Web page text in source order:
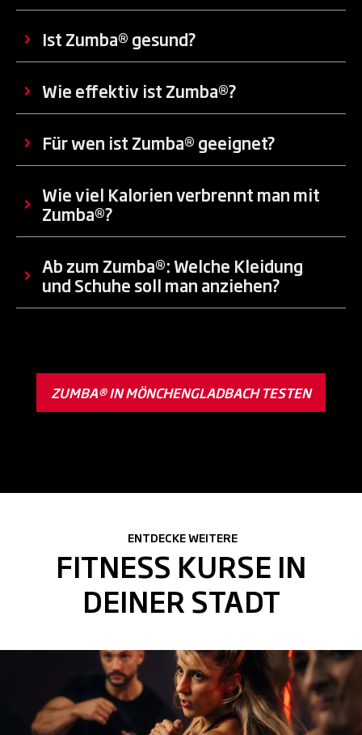
Ist Zumba® gesund?
Wie effektiv ist Zumba®?
Für wen ist Zumba® geeignet?
Wie viel Kalorien verbrennt man mit
Zumba®?
Ab zum Zumba®: Welche Kleidung
und Schuhe soll man anziehen?
ZUMBA® IN MÖNCHENGLADBACH TESTEN
ENTDECKE WEITERE
FITNESS KURSE IN
DEINER STADT